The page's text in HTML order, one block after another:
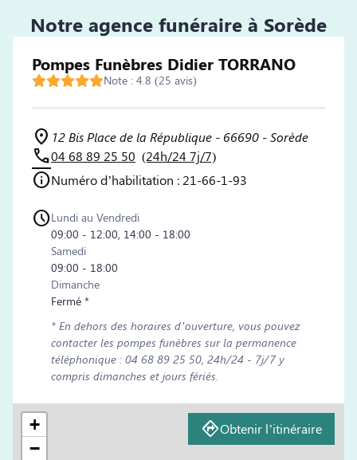
Notre agence funéraire à Sorède
Pompes Funèbres Didier TORRANO
Note : 4.8 (25 avis)
12 Bis Place de la République - 66690 - Sorède
04 68 89 25 50 (24h/24 7j/7)
Numéro d’habilitation : 21-66-1-93
Lundi au Vendredi
09:00 - 12:00, 14:00 - 18:00
Samedi
09:00 - 18:00
Dimanche
Fermé *
* En dehors des horaires d’ouverture, vous pouvez
contacter les pompes funèbres sur la permanence
téléphonique : 04 68 89 25 50, 24h/24 - 7j/7 y
compris dimanches et jours fériés.
+
−
Obtenir l’itinéraire